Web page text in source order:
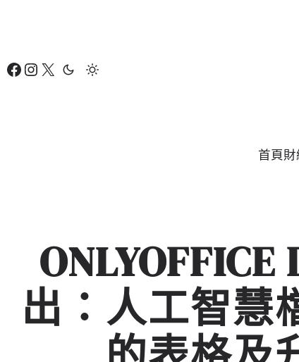
要
Facebook Instagram X
首頁
出：人工智慧